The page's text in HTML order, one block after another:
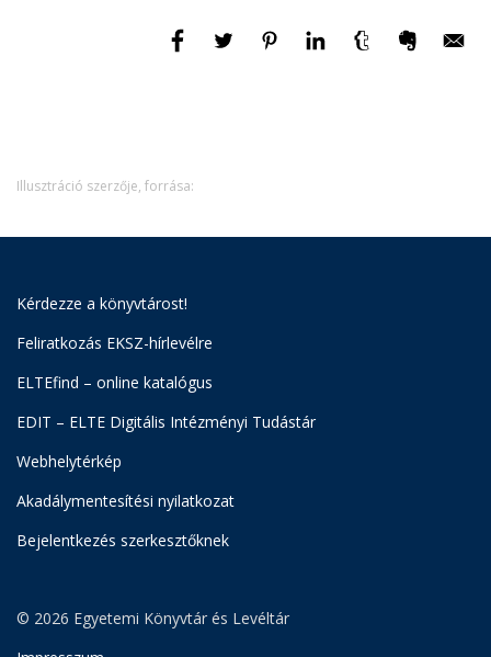
Illusztráció szerzője, forrása:
Kérdezze a könyvtárost!
Feliratkozás EKSZ-hírlevélre
ELTEfind – online katalógus
EDIT – ELTE Digitális Intézményi Tudástár
Webhelytérkép
Akadálymentesítési nyilatkozat
Bejelentkezés szerkesztőknek
© 2026 Egyetemi Könyvtár és Levéltár